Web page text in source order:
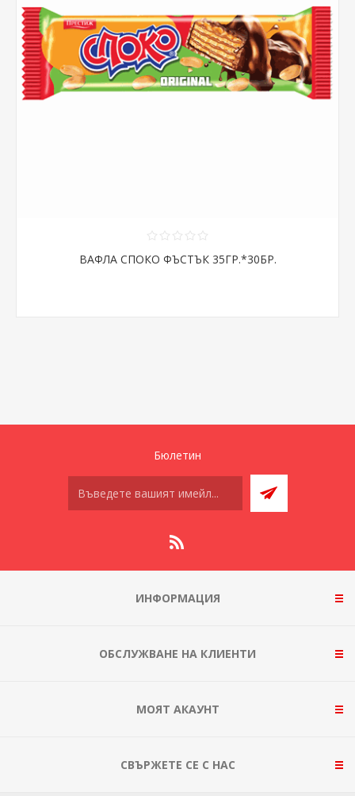
ВАФЛА СПОКО ФЪСТЪК 35ГР.*30БР.
Бюлетин
ИНФОРМАЦИЯ
ОБСЛУЖВАНЕ НА КЛИЕНТИ
МОЯТ АКАУНТ
СВЪРЖЕТЕ СЕ С НАС